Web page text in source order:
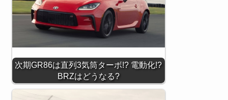
次期GR86は直列3気筒ターボ!? 電動化!?
BRZはどうなる?